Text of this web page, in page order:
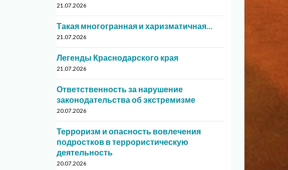
21.07.2026
Такая многогранная и харизматичная…
21.07.2026
Легенды Краснодарского края
21.07.2026
Ответственность за нарушение
законодательства об экстремизме
20.07.2026
Терроризм и опасность вовлечения
подростков в террористическую
деятельность
20.07.2026